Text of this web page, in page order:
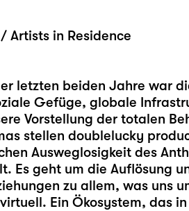
Artists in Residence
letzten beiden Jahre war
Gefüge, globale
Vorstellung der totalen
stellen doublelucky
Ausweglosigkeit des
Es geht um die Auflösung
zu allem, was uns
Ein Ökosystem, das